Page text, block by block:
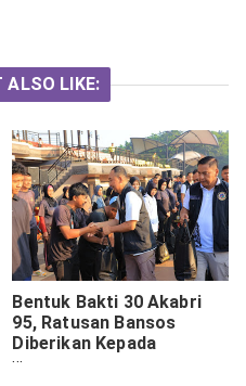
ALSO LIKE:
Bentuk Bakti 30 Akabri
95, Ratusan Bansos
Diberikan Kepada
Masyarakat